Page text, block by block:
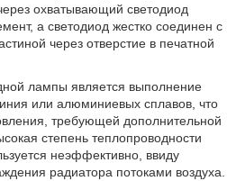
охватывающий светодиод
а светодиод жестко соединен с
через отверстие в печатной
лампы является выполнение
или алюминиевых сплавов, что
требующей дополнительной
степень теплопроводности
неэффективно, ввиду
радиатора потоками воздуха.